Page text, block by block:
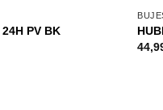
PV BK